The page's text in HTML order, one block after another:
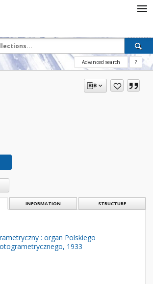
Advanced search ?
INFORMATION STRUCTURE
: organ Polskiego
1933